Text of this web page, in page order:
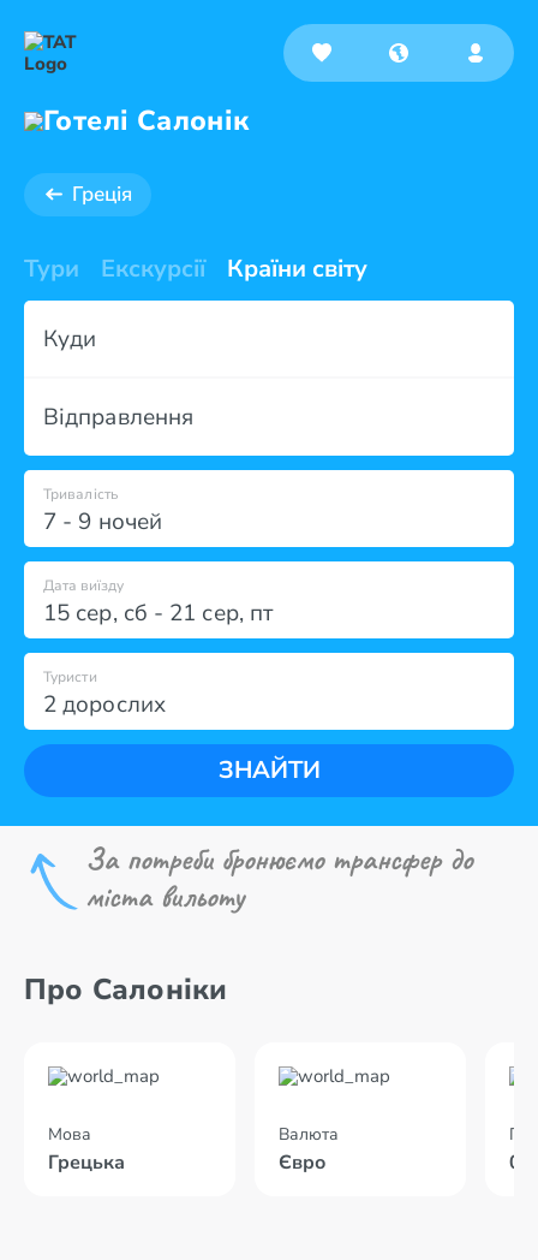
Готелі Салонік
Греція
Тури Екскурсії Країни світу
Куди
Відправлення
7 - 9 ночей
Тривалість
Дата виїзду
15 сер, сб - 21 сер, пт
2 дорослих
Туристи
ЗНАЙТИ
За потреби бронюємо трансфер до
міста вильоту
Про Салоніки
Мова
Грецька
Валюта
Євро